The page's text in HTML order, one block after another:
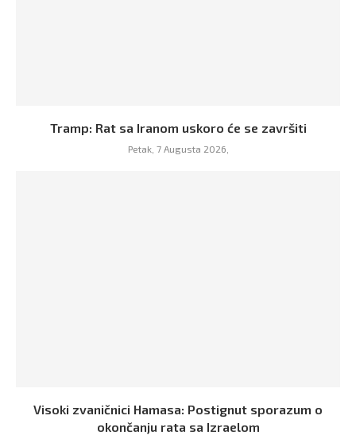
Tramp: Rat sa Iranom uskoro će se završiti
Petak, 7 Augusta 2026,
Visoki zvaničnici Hamasa: Postignut sporazum o
okončanju rata sa Izraelom